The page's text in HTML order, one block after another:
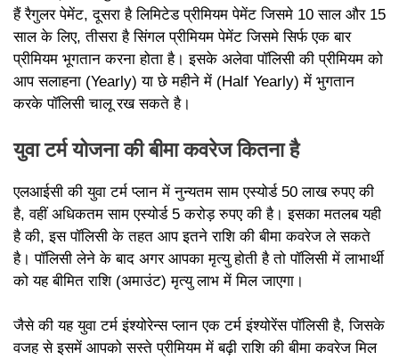
हैं रैगुलर पेमेंट, दूसरा है लिमिटेड प्रीमियम पेमेंट जिसमे 10 साल और 15
साल के लिए, तीसरा है सिंगल प्रीमियम पेमेंट जिसमे सिर्फ एक बार
प्रीमियम भूगतान करना होता है। इसके अलेवा पॉलिसी की प्रीमियम को
आप सलाहना (Yearly) या छे महीने में (Half Yearly) में भुगतान
करके पॉलिसी चालू रख सकते है।
युवा टर्म योजना की बीमा कवरेज कितना है
एलआईसी की युवा टर्म प्लान में नुन्यतम साम एस्योर्ड 50 लाख रुपए की
है, वहीं अधिकतम साम एस्योर्ड 5 करोड़ रुपए की है। इसका मतलब यही
है की, इस पॉलिसी के तहत आप इतने राशि की बीमा कवरेज ले सकते
है। पॉलिसी लेने के बाद अगर आपका मृत्यु होती है तो पॉलिसी में लाभार्थी
को यह बीमित राशि (अमाउंट) मृत्यु लाभ में मिल जाएगा।
जैसे की यह युवा टर्म इंश्योरेन्स प्लान एक टर्म इंश्योरेंस पॉलिसी है, जिसके
वजह से इसमें आपको सस्ते प्रीमियम में बढ़ी राशि की बीमा कवरेज मिल